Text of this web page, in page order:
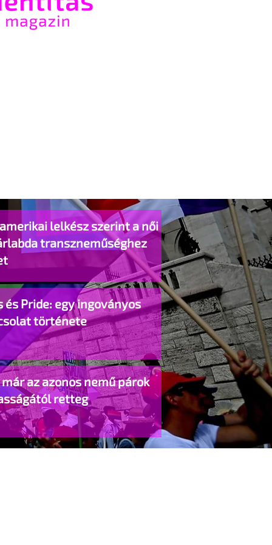
lelkész szerint a női
transzneműséghez
és Pride: egy ingoványos
története
már az azonos nemű párok
retteg